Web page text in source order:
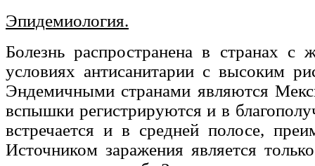
Эпидемиология.
Болезнь распространена в странах с
условиях антисанитарии с высоким
Эндемичными странами являются
вспышки регистрируются и в
встречается и в средней полосе,
Источником заражения является